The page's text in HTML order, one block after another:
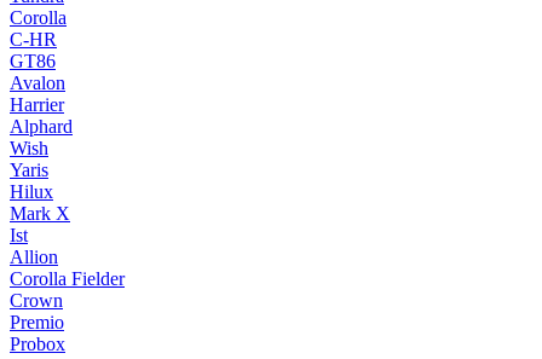
Corolla
C-HR
GT86
Avalon
Harrier
Alphard
Wish
Yaris
Hilux
Mark X
Ist
Allion
Corolla Fielder
Crown
Premio
Probox